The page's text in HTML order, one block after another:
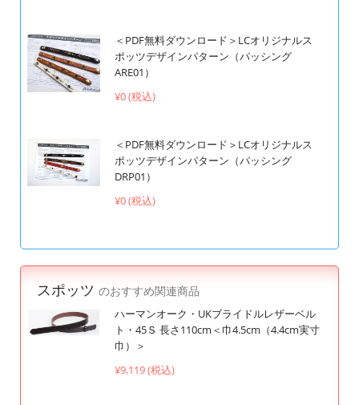
＜PDF無料ダウンロード＞LCオリジナルス
ポッツデザインパターン（パッシング
ARE01）
¥0 (税込)
＜PDF無料ダウンロード＞LCオリジナルス
ポッツデザインパターン（パッシング
DRP01）
¥0 (税込)
スポッツ のおすすめ関連商品
ハーマンオーク・UKブライドルレザーベル
ト・45Ｓ 長さ110cm＜巾4.5cm（4.4cm実寸
巾）＞
¥9,119 (税込)